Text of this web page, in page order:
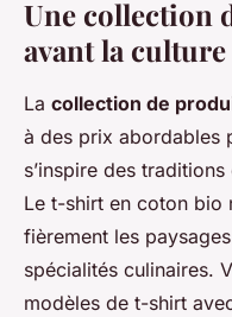
Une collection
avant la culture
La collection de
à des prix abordables
s’inspire des
Le t-shirt en coton bio
fièrement les
spécialités culinaires.
modèles de t-shirt